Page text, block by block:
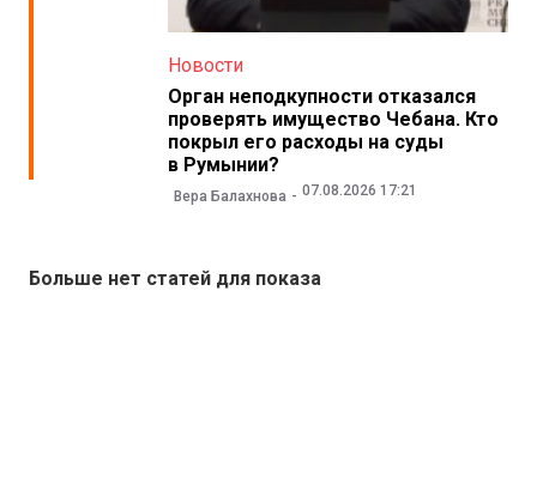
Новости
Орган неподкупности отказался
проверять имущество Чебана. Кто
покрыл его расходы на суды
в Румынии?
Вера Балахнова 07.08.2026 17:21
Больше нет статей для показа